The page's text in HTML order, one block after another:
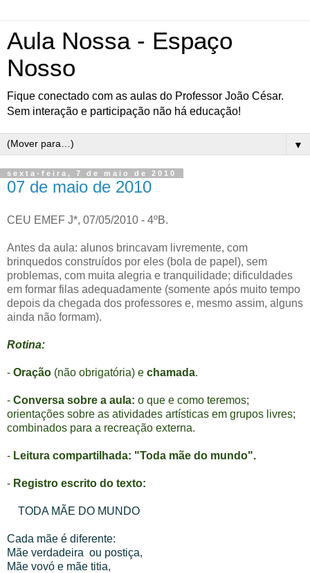
Aula Nossa - Espaço
Nosso
Fique conectado com as aulas do Professor João César.
Sem interação e participação não há educação!
▼
sexta-feira, 7 de maio de 2010
07 de maio de 2010
CEU EMEF J*, 07/05/2010 - 4ºB.
Antes da aula: alunos brincavam livremente, com
brinquedos construídos por eles (bola de papel), sem
problemas, com muita alegria e tranquilidade; dificuldades
em formar filas adequadamente (somente após muito tempo
depois da chegada dos professores e, mesmo assim, alguns
ainda não formam).
Rotina:
- Oração (não obrigatória) e chamada.
- Conversa sobre a aula: o que e como teremos;
orientações sobre as atividades artísticas em grupos livres;
combinados para a recreação externa.
- Leitura compartilhada: "Toda mãe do mundo".
- Registro escrito do texto:
TODA MÃE DO MUNDO
Cada mãe é diferente:
Mãe verdadeira ou postiça,
Mãe vovó e mãe titia,